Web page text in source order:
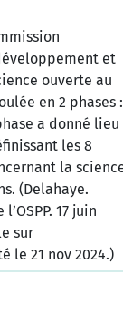
et
ouverte au
en 2 phases :
a donné lieu
les 8
la
(Delahaye.
17 juin
sur
le 21 nov 2024.)